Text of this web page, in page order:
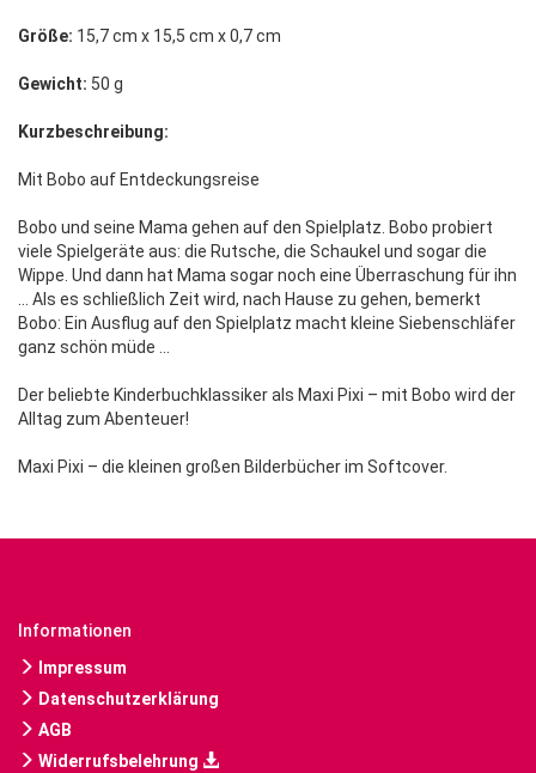
Größe: 15,7 cm x 15,5 cm x 0,7 cm
Gewicht: 50 g
Kurzbeschreibung:
Mit Bobo auf Entdeckungsreise
Bobo und seine Mama gehen auf den Spielplatz. Bobo probiert
viele Spielgeräte aus: die Rutsche, die Schaukel und sogar die
Wippe. Und dann hat Mama sogar noch eine Überraschung für ihn
… Als es schließlich Zeit wird, nach Hause zu gehen, bemerkt
Bobo: Ein Ausflug auf den Spielplatz macht kleine Siebenschläfer
ganz schön müde …
Der beliebte Kinderbuchklassiker als Maxi Pixi – mit Bobo wird der
Alltag zum Abenteuer!
Maxi Pixi – die kleinen großen Bilderbücher im Softcover.
Informationen
Impressum
Datenschutzerklärung
AGB
Widerrufsbelehrung